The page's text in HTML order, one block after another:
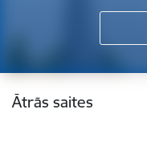
Kājene
Ātrās saites